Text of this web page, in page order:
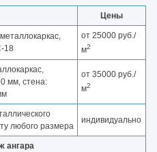
Цены
18
от 25000 руб./
м2
мм, стена:
от 35000 руб./
м2
любого размера
индивидуально
ангара